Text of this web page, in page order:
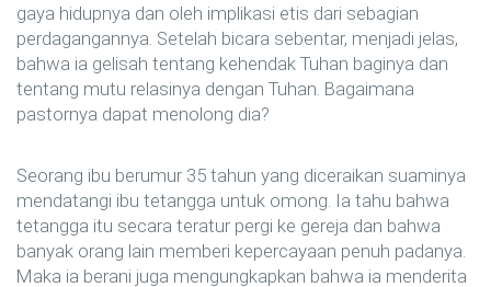
gaya hidupnya dan oleh implikasi etis dari sebagian
perdagangannya. Setelah bicara sebentar, menjadi jelas,
bahwa ia gelisah tentang kehendak Tuhan baginya dan
tentang mutu relasinya dengan Tuhan. Bagaimana
pastornya dapat menolong dia?
Seorang ibu berumur 35 tahun yang diceraikan suaminya
mendatangi ibu tetangga untuk omong. Ia tahu bahwa
tetangga itu secara teratur pergi ke gereja dan bahwa
banyak orang lain memberi kepercayaan penuh padanya.
Maka ia berani juga mengungkapkan bahwa ia menderita